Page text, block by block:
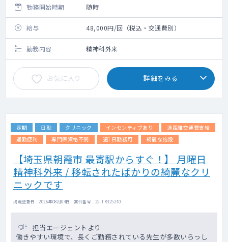
勤務開始時期 随時
給与 48,000円/回（税込・交通費別）
勤務内容 精神科外来
お気に入り 詳細をみる
定期 日勤 クリニック インセンティブあり
遠距離交通費支給
通勤便利
専門医資格不問 週1日勤務可 綺麗な施設
【埼玉県朝霞市 最寄駅からすぐ！】 月曜日
精神科外来 / 移転されたばかりの綺麗なクリ
ニックです
掲載更新日 : 2026年08月04日 案件番号 : 25-TR325240
担当エージェントより
働きやすい環境で、長くご勤務されている先生が多数いらっし